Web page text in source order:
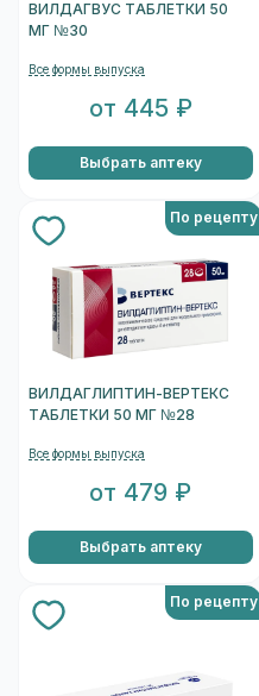
ВИЛДАГВУС ТАБЛЕТКИ 50
МГ №30
Все формы выпуска
от 445 ₽
Выбрать аптеку
По рецепту
ВИЛДАГЛИПТИН-ВЕРТЕКС
ТАБЛЕТКИ 50 МГ №28
Все формы выпуска
от 479 ₽
Выбрать аптеку
По рецепту